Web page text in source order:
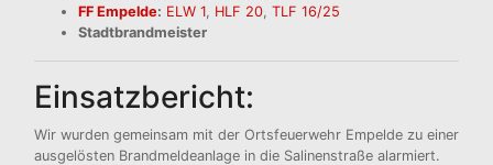
FF Empelde: ELW 1, HLF 20, TLF 16/25
Stadtbrandmeister
Einsatzbericht:
Wir wurden gemeinsam mit der Ortsfeuerwehr Empelde zu einer
ausgelösten Brandmeldeanlage in die Salinenstraße alarmiert.